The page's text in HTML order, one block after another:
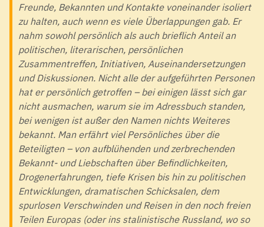
Freunde, Bekannten und Kontakte voneinander isoliert
zu halten, auch wenn es viele Überlappungen gab. Er
nahm sowohl persönlich als auch brieflich Anteil an
politischen, literarischen, persönlichen
Zusammentreffen, Initiativen, Auseinandersetzungen
und Diskussionen. Nicht alle der aufgeführten Personen
hat er persönlich getroffen – bei einigen lässt sich gar
nicht ausmachen, warum sie im Adressbuch standen,
bei wenigen ist außer den Namen nichts Weiteres
bekannt. Man erfährt viel Persönliches über die
Beteiligten – von aufblühenden und zerbrechenden
Bekannt- und Liebschaften über Befindlichkeiten,
Drogenerfahrungen, tiefe Krisen bis hin zu politischen
Entwicklungen, dramatischen Schicksalen, dem
spurlosen Verschwinden und Reisen in den noch freien
Teilen Europas (oder ins stalinistische Russland, wo so